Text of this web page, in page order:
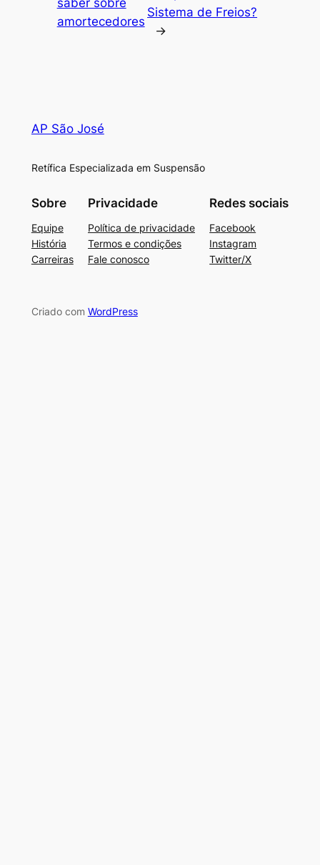
saber sobre
amortecedores
Sistema de Freios?
→
AP São José
Retífica Especializada em Suspensão
Sobre
Equipe
História
Carreiras
Privacidade
Política de privacidade
Termos e condições
Fale conosco
Redes sociais
Facebook
Instagram
Twitter/X
Criado com WordPress